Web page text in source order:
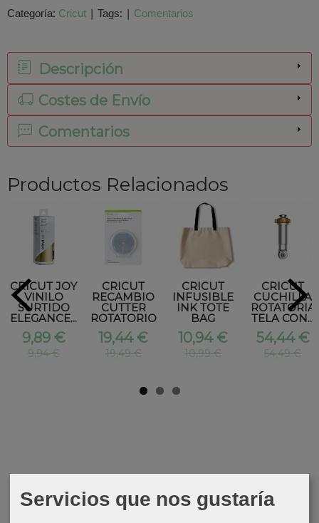
Categoría: Cricut | Tags: | Comentarios
Descripción
Costes de Envío
Comentarios
Productos Relacionados
CRICUT JOY
VINILO
SURTIDO
ELEGANCE...
9,89 €
9,94 €
CRICUT
RECAMBIO
CUTTER
ROTATORIO
19,44 €
19,49 €
CRICUT
INFUSIBLE
INK TOTE
BAG
10,94 €
10,99 €
CRICUT
CUCHILLA
ROTATORIA
TELA CON...
54,44 €
54,49 €
Servicios que nos gustaría